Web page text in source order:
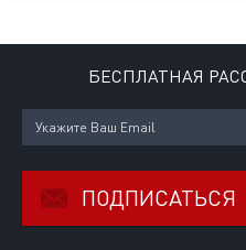
БЕСПЛАТНАЯ
ПОДПИСАТЬСЯ